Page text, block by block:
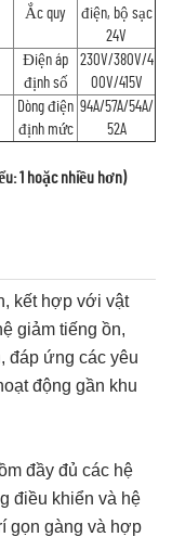
Ắc quy
điện, bộ sạc
24V
Điện áp
định số
230V/380V/4
00V/415V
Dòng điện
định mức
94A/57A/54A/
52A
1 hoặc nhiều hơn)
kết hợp với vật
giảm tiếng ồn,
đáp ứng các yêu
động gần khu
đầy đủ các hệ
điều khiển và hệ
gọn gàng và hợp